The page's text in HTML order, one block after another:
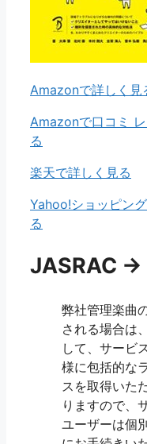
Amazonで詳しく見
Amazonで口コミ
る
楽天で詳しく見る
Yahoo!ショッピン
る
JASRAC →
弊社管理楽曲
される場合は
して、サービ
様に包括的な
スを取得いた
りますので、
ユーザーは個